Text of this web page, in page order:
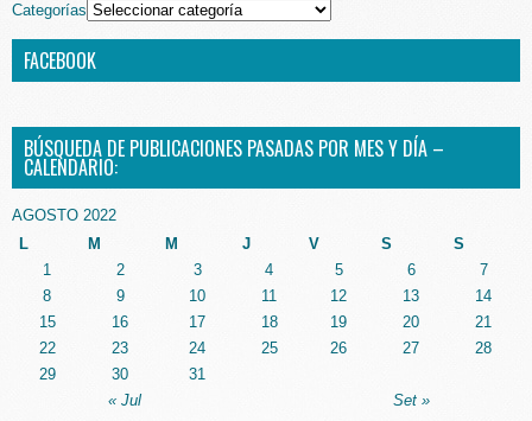
Categorías
FACEBOOK
BÚSQUEDA DE PUBLICACIONES PASADAS POR MES Y DÍA –
CALENDARIO:
AGOSTO 2022
L
M M J V S S
« Jul Set »
1 2 3 4 5 6
7
8
9 10 11 12 13
14
15
16 17 18 19 20
21
22
23 24 25 26 27
28
29
30 31